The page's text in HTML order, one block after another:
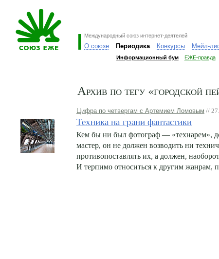
Международный союз интернет-деятелей
О союзе Периодика Конкурсы Мейл-
Информационный бум ЕЖЕ-правда
Архив по тегу «городской
Цифра по четвергам с Артемием Ломовым //
Техника на грани фантастики
Кем бы ни был фотограф — «технарем»,
мастер, он не должен возводить ни
противопоставлять их, а должен,
И терпимо относиться к другим жанрам,